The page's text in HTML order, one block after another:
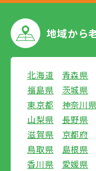
地域から
北海道 青森県
福島県
茨城県
東京都
神奈川県
山梨県
長野県
滋賀県
京都府
鳥取県
島根県
香川県
愛媛県